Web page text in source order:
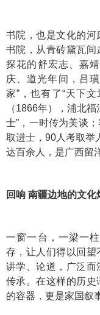
书院，也是文化的河
书院，从青砖黛瓦间
探花的舒宏志、嘉
庆、道光年间，吕
家”，也有了“天下
（1866年），浦北
士”，一时传为美谈
取进士，90人考取举
达百余人，是广西留
回响 南疆边地的文化
一窗一台，一梁一
存，让人们得以回望
讲学、论道，广泛
传承。在这样的历史
的容器，更是家国叙